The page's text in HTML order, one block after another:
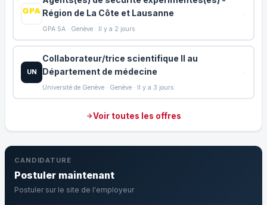
Région de La Côte et Lausanne
GPA SA · Genève · Il y a 2 jours
UN
Collaborateur/trice scientifique II au
Département de médecine
Université de Genève · Genève · Il y a 3 jours
Voir toutes les offres
CANDIDATURE
Postuler maintenant
Postuler sur le site de l'employeur